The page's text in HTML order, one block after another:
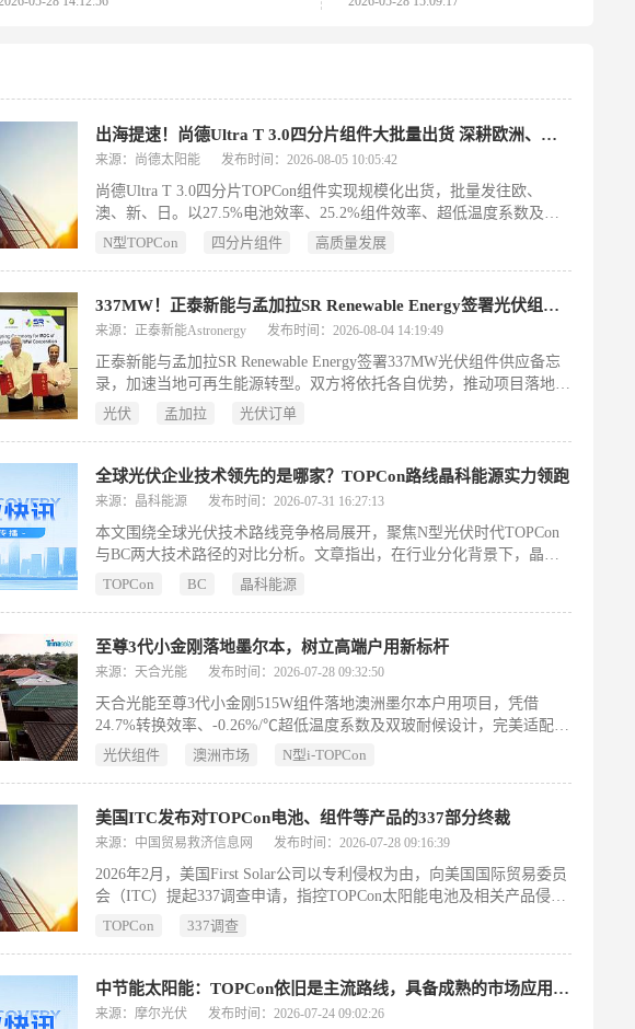
质生态发布会5月29日
锁定电价吗？月度合同、
出海提速！尚德Ultra T 3.0四分片组件大批量出货 深耕欧洲、澳新、日本核心海外市场
来源：尚德太阳能 发布时间：2026-08-05 10:05:42
尚德Ultra T 3.0四分片TOPCon组件实现规模化出货，批量发往欧、
澳、新、日。以27.5%电池效率、25.2%组件效率、超低温度系数及全
场景适配能力，突破高温、弱光、盐雾等复杂工况限制，彰显“价值竞
N型TOPCon 四分片组件 高质量发展
337MW！正泰新能与孟加拉SR Renewable Energy签署光伏组件合作备忘录
来源：正泰新能Astronergy 发布时间：2026-08-04 14:19:49
正泰新能与孟加拉SR Renewable Energy签署337MW光伏组件供应备忘
录，加速当地可再生能源转型。双方将依托各自优势，推动项目落地，
助力孟加拉实现2030年可再生能源占比20%的目标。此次合作标志着正
光伏 孟加拉 光伏订单
全球光伏企业技术领先的是哪家？TOPCon路线晶科能源实力领跑
来源：晶科能源 发布时间：2026-07-31 16:27:13
本文围绕全球光伏技术路线竞争格局展开，聚焦N型光伏时代TOPCon
与BC两大技术路径的对比分析。文章指出，在行业分化背景下，晶科
能源依托TOPCon技术路线，在量产效率、双面发电、弱光响应、高温
出，并获新国标一级能效认证及大唐集团6GW集采首选。凭借超700项
TOPCon核心专利、全场景定制化产品矩阵、覆盖200国的实证数据及
层面全面领先，确立其作为全球TOPCon技术领军企业的地位。（199
字）
TOPCon BC 晶科能源
至尊3代小金刚落地墨尔本，树立高端户用新标杆
来源：天合光能 发布时间：2026-07-28 09:32:50
天合光能至尊3代小金刚515W组件落地澳洲墨尔本户用项目，凭借
24.7%转换效率、-0.26%/℃超低温度系数及双玻耐候设计，完美适配高
温高紫外屋顶环境；紧凑尺寸提升安装效率，工时缩短近半，获RACV
光伏组件 澳洲市场 N型i-TOPCon
美国ITC发布对TOPCon电池、组件等产品的337部分终裁
来源：中国贸易救济信息网 发布时间：2026-07-28 09:16:39
2026年2月，美国First Solar公司以专利侵权为由，向美国国际贸易委员
会（ITC）提起337调查申请，指控TOPCon太阳能电池及相关产品侵犯
其美国专利号9130074。ITC于3月26日正式立案（调查编码337-TA-
亚迪美国公司、6月批准特斯拉作为第三人参与；7月24日宣布，因申请
方撤回，终止对天合光能（常州）、Philadelphia Solar USA及印度
TOPCon 337调查
中节能太阳能：TOPCon依旧是主流路线，具备成熟的市场应用与竞争力
来源：摩尔光伏 发布时间：2026-07-24 09:02:26